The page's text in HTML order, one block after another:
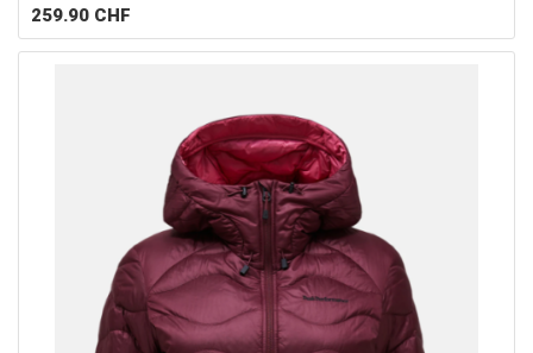
259.90 CHF